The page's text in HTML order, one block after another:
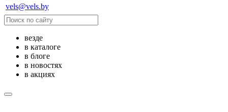
vels@vels.by
везде
в каталоге
в блоге
в новостях
в акциях